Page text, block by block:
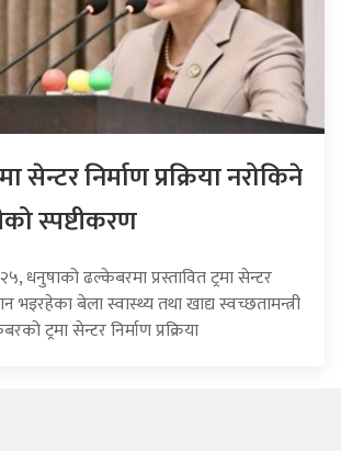
सेन्टर निर्माण प्रक्रिया नरोकिने
स्पष्टीकरण
धनुषाको ढल्केबरमा प्रस्तावित ट्रमा सेन्टर
भइरहेका बेला स्वास्थ्य तथा खाद्य स्वच्छतामन्त्री
ट्रमा सेन्टर निर्माण प्रक्रिया